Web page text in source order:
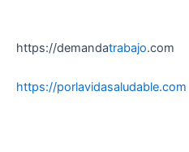
https://demandatrabajo.com
https://porlavidasaludable.com